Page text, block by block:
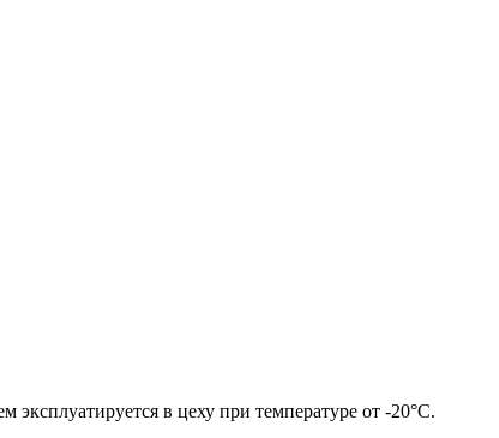
в цеху при температуре от -20°С.